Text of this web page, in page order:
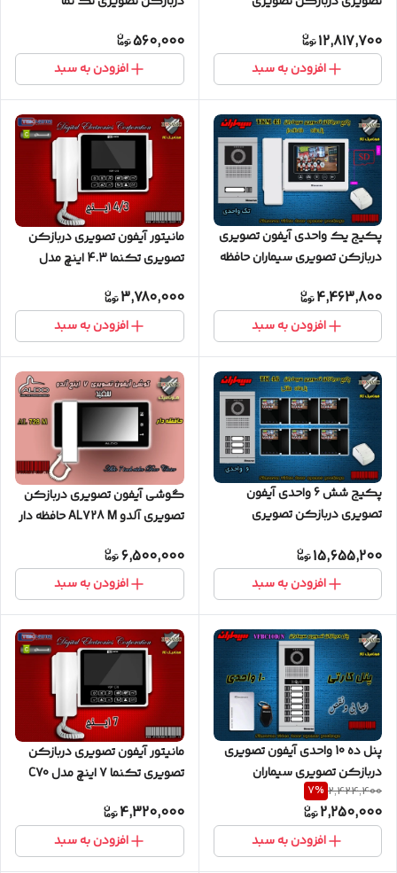
HS-43
12,817,700
افزودن به سبد
560,000
افزودن به سبد
پکیج یک واحدی آیفون تصویری
دربازکن تصویری سیماران حافظه
4,463,800
افزودن به سبد
مانیتور آیفون تصویری دربازکن
تصویری تکنما 4.3 اینچ مدل
3,780,000
افزودن به سبد
پکیج شش 6 واحدی آیفون
تصویری دربازکن تصویری
مشکی
15,655,200
افزودن به سبد
گوشی آیفون تصویری دربازکن
تصویری آلدو AL728 M حافظه دار
6,500,000
افزودن به سبد
پنل ده 10 واحدی آیفون تصویری
دربازکن تصویری سیماران
FARDAD
2,424,400
7%
2,250,000
افزودن به سبد
مانیتور آیفون تصویری دربازکن
تصویری تکنما 7 اینچ مدل C70
4,320,000
افزودن به سبد